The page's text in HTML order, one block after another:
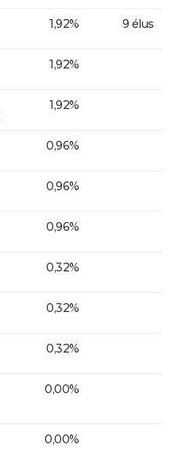
1,92% 9 élus
1,92%
1,92%
0,96%
0,96%
0,96%
0,32%
0,32%
0,32%
0,00%
0,00%